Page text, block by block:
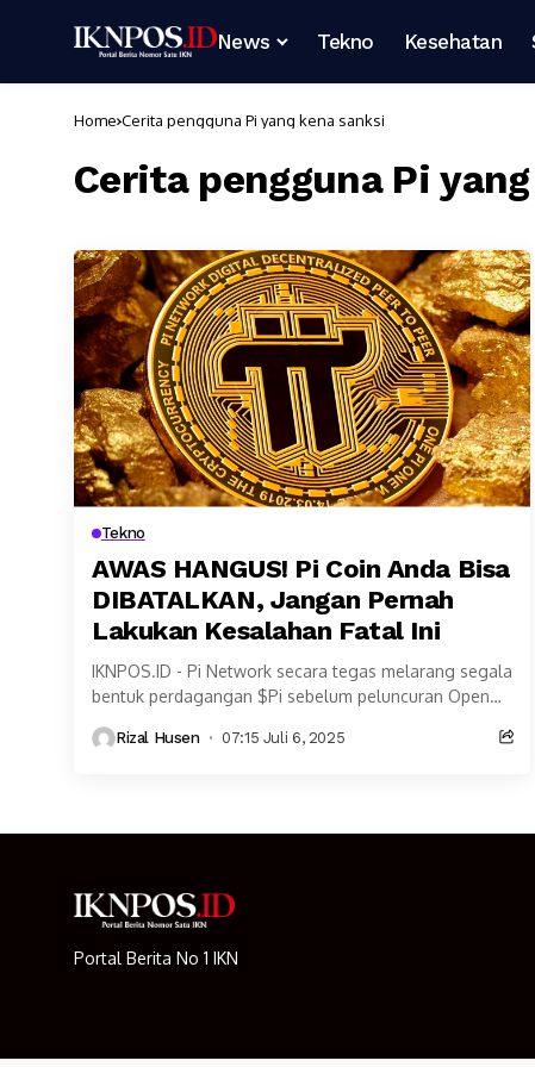
News Tekno Kesehatan
Home Cerita pengguna Pi yang kena sanksi
Cerita pengguna Pi
Tekno
AWAS HANGUS! Pi Coin Anda Bisa
DIBATALKAN, Jangan Pernah
Lakukan Kesalahan Fatal Ini
IKNPOS.ID - Pi Network secara tegas melarang segala
bentuk perdagangan $Pi sebelum peluncuran Open
dikeluarkan oleh @TimPiCore, semua...
Rizal Husen 07:15 Juli 6, 2025
Portal Berita No 1 IKN